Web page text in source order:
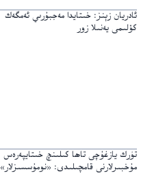
ئادريان زېنز: خىتايدا مەجبۇرىي ئەمگەك
كۆلىمى يەنىلا زور
تۈرك يازغۇچى تاھا كىلىنچ خىتايپەرەس
مۇخبىرلارنى قامچىلىدى: «نومۇسسىزلار»